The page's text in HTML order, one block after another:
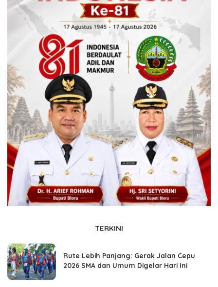
TERKINI
Rute Lebih Panjang: Gerak Jalan Cepu
2026 SMA dan Umum Digelar Hari Ini